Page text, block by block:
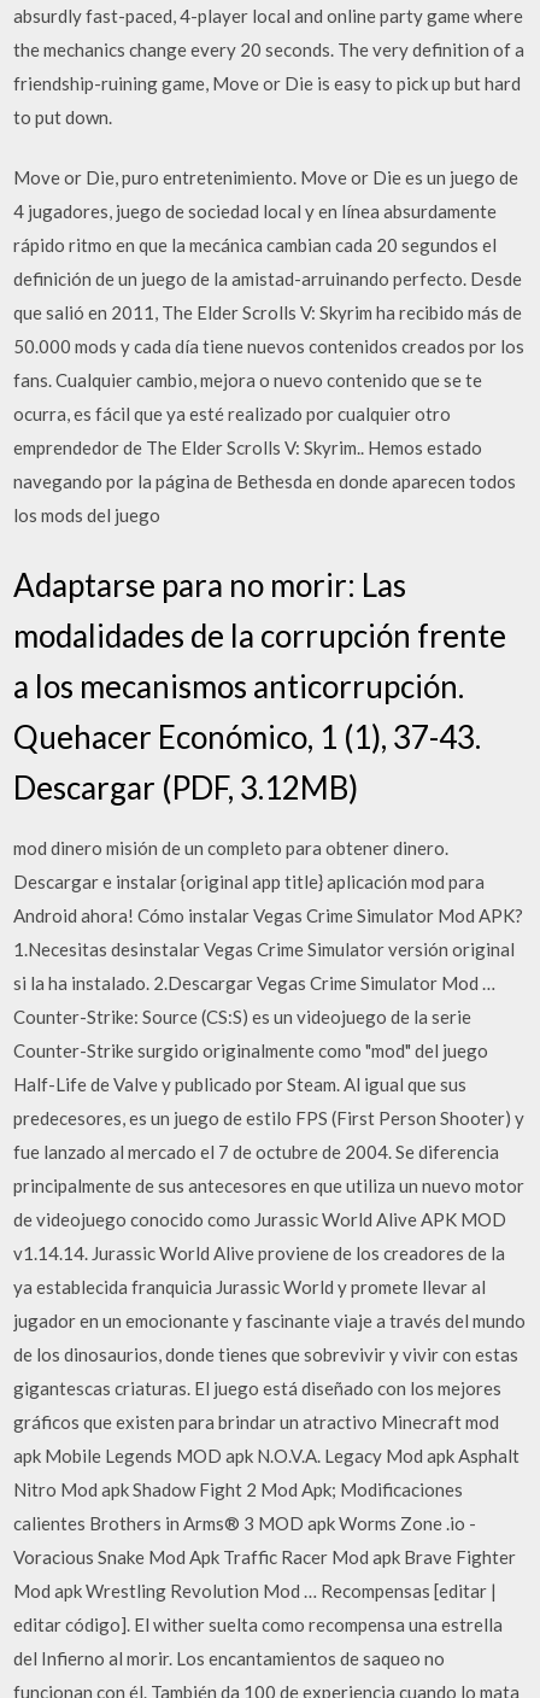
absurdly fast-paced, 4-player local and online party game where
the mechanics change every 20 seconds. The very definition of a
friendship-ruining game, Move or Die is easy to pick up but hard
to put down.
Move or Die, puro entretenimiento. Move or Die es un juego de
4 jugadores, juego de sociedad local y en línea absurdamente
rápido ritmo en que la mecánica cambian cada 20 segundos el
definición de un juego de la amistad-arruinando perfecto. Desde
que salió en 2011, The Elder Scrolls V: Skyrim ha recibido más de
50.000 mods y cada día tiene nuevos contenidos creados por los
fans. Cualquier cambio, mejora o nuevo contenido que se te
ocurra, es fácil que ya esté realizado por cualquier otro
emprendedor de The Elder Scrolls V: Skyrim.. Hemos estado
navegando por la página de Bethesda en donde aparecen todos
los mods del juego
Adaptarse para no morir: Las
modalidades de la corrupción frente
a los mecanismos anticorrupción.
Quehacer Económico, 1 (1), 37-43.
Descargar (PDF, 3.12MB)
mod dinero misión de un completo para obtener dinero.
Descargar e instalar {original app title} aplicación mod para
Android ahora! Cómo instalar Vegas Crime Simulator Mod APK?
1.Necesitas desinstalar Vegas Crime Simulator versión original
si la ha instalado. 2.Descargar Vegas Crime Simulator Mod …
Counter-Strike: Source (CS:S) es un videojuego de la serie
Counter-Strike surgido originalmente como "mod" del juego
Half-Life de Valve y publicado por Steam. Al igual que sus
predecesores, es un juego de estilo FPS (First Person Shooter) y
fue lanzado al mercado el 7 de octubre de 2004. Se diferencia
principalmente de sus antecesores en que utiliza un nuevo motor
de videojuego conocido como Jurassic World Alive APK MOD
v1.14.14. Jurassic World Alive proviene de los creadores de la
ya establecida franquicia Jurassic World y promete llevar al
jugador en un emocionante y fascinante viaje a través del mundo
de los dinosaurios, donde tienes que sobrevivir y vivir con estas
gigantescas criaturas. El juego está diseñado con los mejores
gráficos que existen para brindar un atractivo Minecraft mod
apk Mobile Legends MOD apk N.O.V.A. Legacy Mod apk Asphalt
Nitro Mod apk Shadow Fight 2 Mod Apk; Modificaciones
calientes Brothers in Arms® 3 MOD apk Worms Zone .io -
Voracious Snake Mod Apk Traffic Racer Mod apk Brave Fighter
Mod apk Wrestling Revolution Mod … Recompensas [editar |
editar código]. El wither suelta como recompensa una estrella
del Infierno al morir. Los encantamientos de saqueo no
funcionan con él. También da 100 de experiencia cuando lo mata